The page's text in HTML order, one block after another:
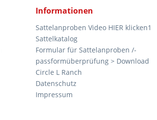
Informationen
Sattelanproben Video HIER klicken1
Sattelkatalog
Formular für Sattelanproben /-
passformüberprüfung > Download
Circle L Ranch
Datenschutz
Impressum